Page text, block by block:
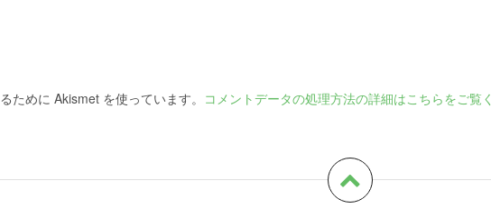
ために Akismet を使っています。 コメントデータの処理方法の詳細はこちらをご覧く